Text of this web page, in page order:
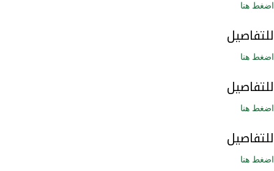
اضغط هنا
للتفاصيل
اضغط هنا
للتفاصيل
اضغط هنا
للتفاصيل
اضغط هنا